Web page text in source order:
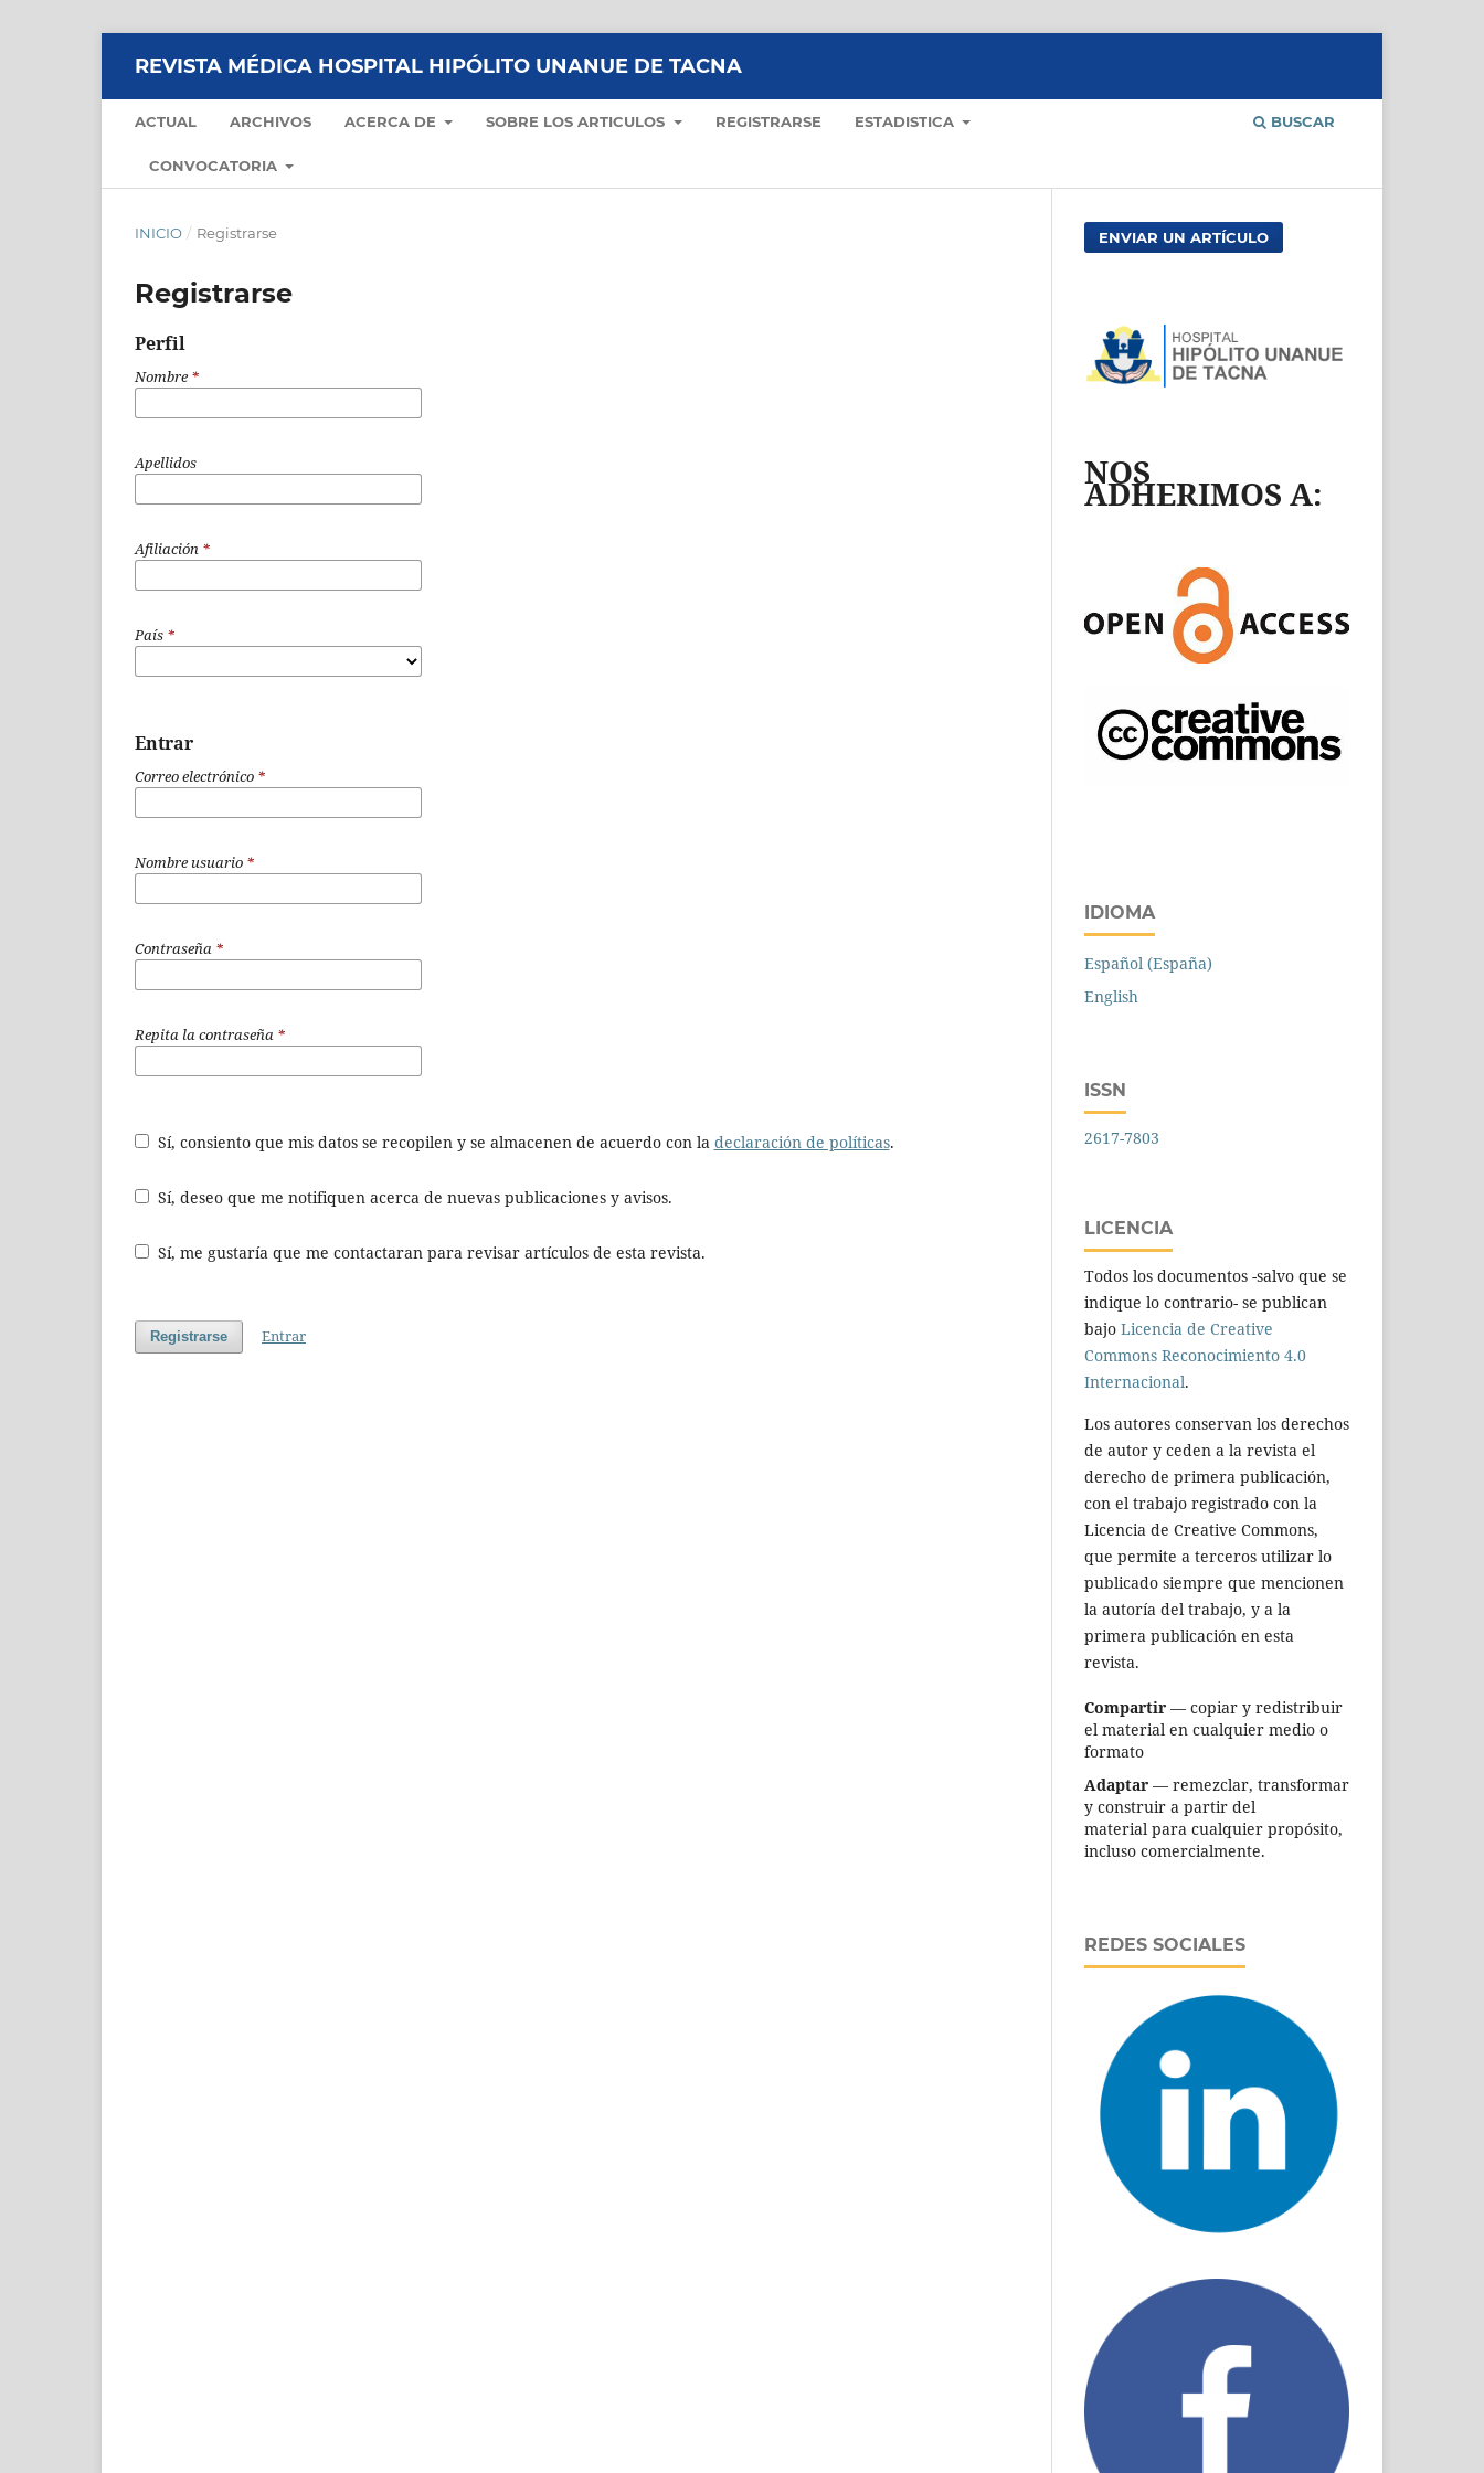
REVISTA MÉDICA HOSPITAL HIPÓLITO UNANUE DE TACNA
ACTUAL ARCHIVOS ACERCA DE SOBRE LOS ARTICULOS REGISTRARSE ESTADISTICA
CONVOCATORIA
BUSCAR
INICIO / Registrarse
Registrarse
Perfil
Nombre*
Apellidos
Afiliación *
País *
Entrar
Correo electrónico *
Nombre usuario *
Contraseña *
Repita la contraseña *
Sí, consiento que mis datos se recopilen y se almacenen de acuerdo con la declaración de políticas.
Sí, deseo que me notifiquen acerca de nuevas publicaciones y avisos.
Sí, me gustaría que me contactaran para revisar artículos de esta revista.
Registrarse Entrar
ENVIAR UN ARTÍCULO
NOS
ADHERIMOS A:
IDIOMA
Español (España)
English
ISSN
2617-7803
LICENCIA
Todos los documentos -salvo que se
indique lo contrario- se publican
bajo Licencia de Creative
Commons Reconocimiento 4.0
Internacional.
Los autores conservan los derechos
de autor y ceden a la revista el
derecho de primera publicación,
con el trabajo registrado con la
Licencia de Creative Commons,
que permite a terceros utilizar lo
publicado siempre que mencionen
la autoría del trabajo, y a la
primera publicación en esta
revista.
Compartir — copiar y redistribuir
el material en cualquier medio o
formato
Adaptar — remezclar, transformar
y construir a partir del
material para cualquier propósito,
incluso comercialmente.
REDES SOCIALES